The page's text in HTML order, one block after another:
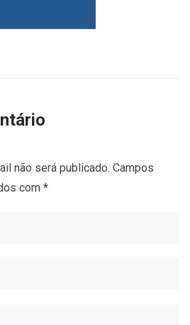
não será publicado. Campos
com *